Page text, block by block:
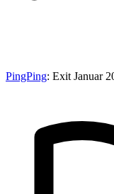
PingPing: Exit Januar